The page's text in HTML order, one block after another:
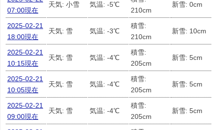
07:00現在
天気: 小雪 気温: -5℃
210cm
新雪: 0cm
2025-02-21
18:00現在
天気: 雪 気温: -3℃
積雪:
210cm
新雪: 10cm
2025-02-21
10:15現在
天気: 雪 気温: -4℃
積雪:
205cm
新雪: 5cm
2025-02-21
10:05現在
天気: 雪 気温: -4℃
積雪:
205cm
新雪: 5cm
2025-02-21
09:00現在
天気: 雪 気温: -4℃
積雪:
205cm
新雪: 5cm